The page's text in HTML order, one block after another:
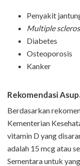
Penyakit
Multiple
Diabetes
Osteoporosis
Kanker
Rekomendasi
Berdasarkan
Kementerian
vitamin D yang
adalah 15 mcg atau
Sementara untuk